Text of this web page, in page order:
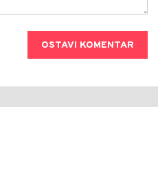
OSTAVI KOMENTAR